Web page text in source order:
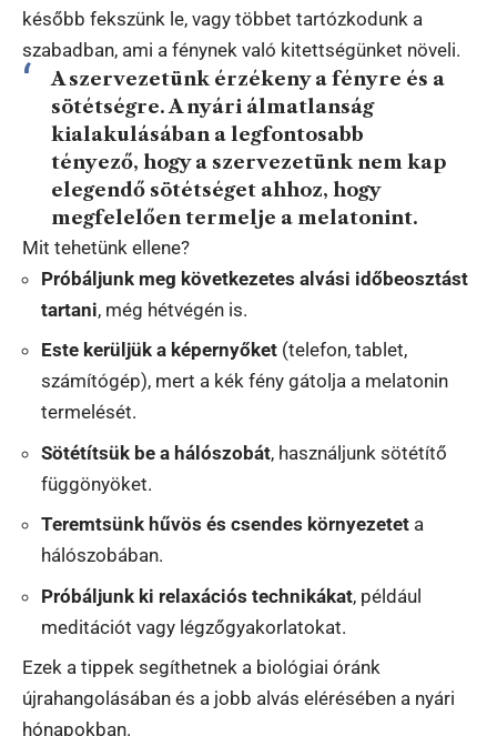
később fekszünk le, vagy többet tartózkodunk a
szabadban, ami a fénynek való kitettségünket növeli.
A szervezetünk érzékeny a fényre és a
sötétségre. A nyári álmatlanság
kialakulásában a legfontosabb
tényező, hogy a szervezetünk nem kap
elegendő sötétséget ahhoz, hogy
megfelelően termelje a melatonint.
Mit tehetünk ellene?
Próbáljunk meg következetes alvási időbeosztást
tartani, még hétvégén is.
Este kerüljük a képernyőket (telefon, tablet,
számítógép), mert a kék fény gátolja a melatonin
termelését.
Sötétítsük be a hálószobát, használjunk sötétítő
függönyöket.
Teremtsünk hűvös és csendes környezetet a
hálószobában.
Próbáljunk ki relaxációs technikákat, például
meditációt vagy légzőgyakorlatokat.
Ezek a tippek segíthetnek a biológiai óránk
újrahangolásában és a jobb alvás elérésében a nyári
hónapokban.